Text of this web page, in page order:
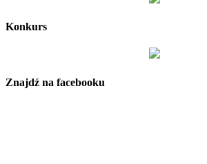
Konkurs
Znajdź na facebooku